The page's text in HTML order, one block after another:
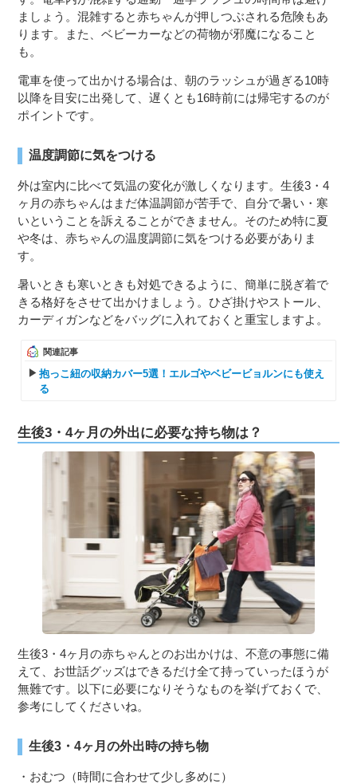
ましょう。混雑すると赤ちゃんが押しつぶされる危険もあ
ります。また、ベビーカーなどの荷物が邪魔になること
も。
電車を使って出かける場合は、朝のラッシュが過ぎる10時
以降を目安に出発して、遅くとも16時前には帰宅するのが
ポイントです。
温度調節に気をつける
外は室内に比べて気温の変化が激しくなります。生後3・4
ヶ月の赤ちゃんはまだ体温調節が苦手で、自分で暑い・寒
いということを訴えることができません。そのため特に夏
や冬は、赤ちゃんの温度調節に気をつける必要がありま
す。
暑いときも寒いときも対処できるように、簡単に脱ぎ着で
きる格好をさせて出かけましょう。ひざ掛けやストール、
カーディガンなどをバッグに入れておくと重宝しますよ。
関連記事
抱っこ紐の収納カバー5選！エルゴやベビービョルンにも使え
る
生後3・4ヶ月の外出に必要な持ち物は？
生後3・4ヶ月の赤ちゃんとのお出かけは、不意の事態に備
えて、お世話グッズはできるだけ全て持っていったほうが
無難です。以下に必要になりそうなものを挙げておくで、
参考にしてくださいね。
生後3・4ヶ月の外出時の持ち物
・おむつ（時間に合わせて少し多めに）